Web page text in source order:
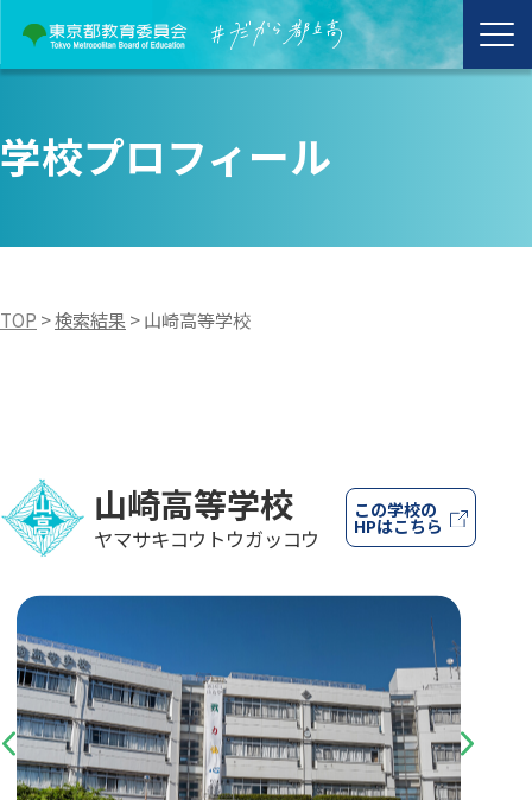
学校プロフィール
TOP >検索結果 >山崎高等学校
山崎高等学校
ヤマサキコウトウガッコウ
この学校の
HPはこちら
Previous Next